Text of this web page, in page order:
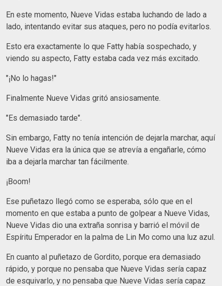
En este momento, Nueve Vidas estaba luchando de lado a
lado, intentando evitar sus ataques, pero no podía evitarlos.
Esto era exactamente lo que Fatty había sospechado, y
viendo su aspecto, Fatty estaba cada vez más excitado.
"¡No lo hagas!"
Finalmente Nueve Vidas gritó ansiosamente.
"Es demasiado tarde".
Sin embargo, Fatty no tenía intención de dejarla marchar, aquí
Nueve Vidas era la única que se atrevía a engañarle, cómo
iba a dejarla marchar tan fácilmente.
¡Boom!
Ese puñetazo llegó como se esperaba, sólo que en el
momento en que estaba a punto de golpear a Nueve Vidas,
Nueve Vidas dio una extraña sonrisa y barrió el móvil de
Espíritu Emperador en la palma de Lin Mo como una luz azul.
En cuanto al puñetazo de Gordito, porque era demasiado
rápido, y porque no pensaba que Nueve Vidas sería capaz
de esquivarlo, y no pensaba que Nueve Vidas sería capaz